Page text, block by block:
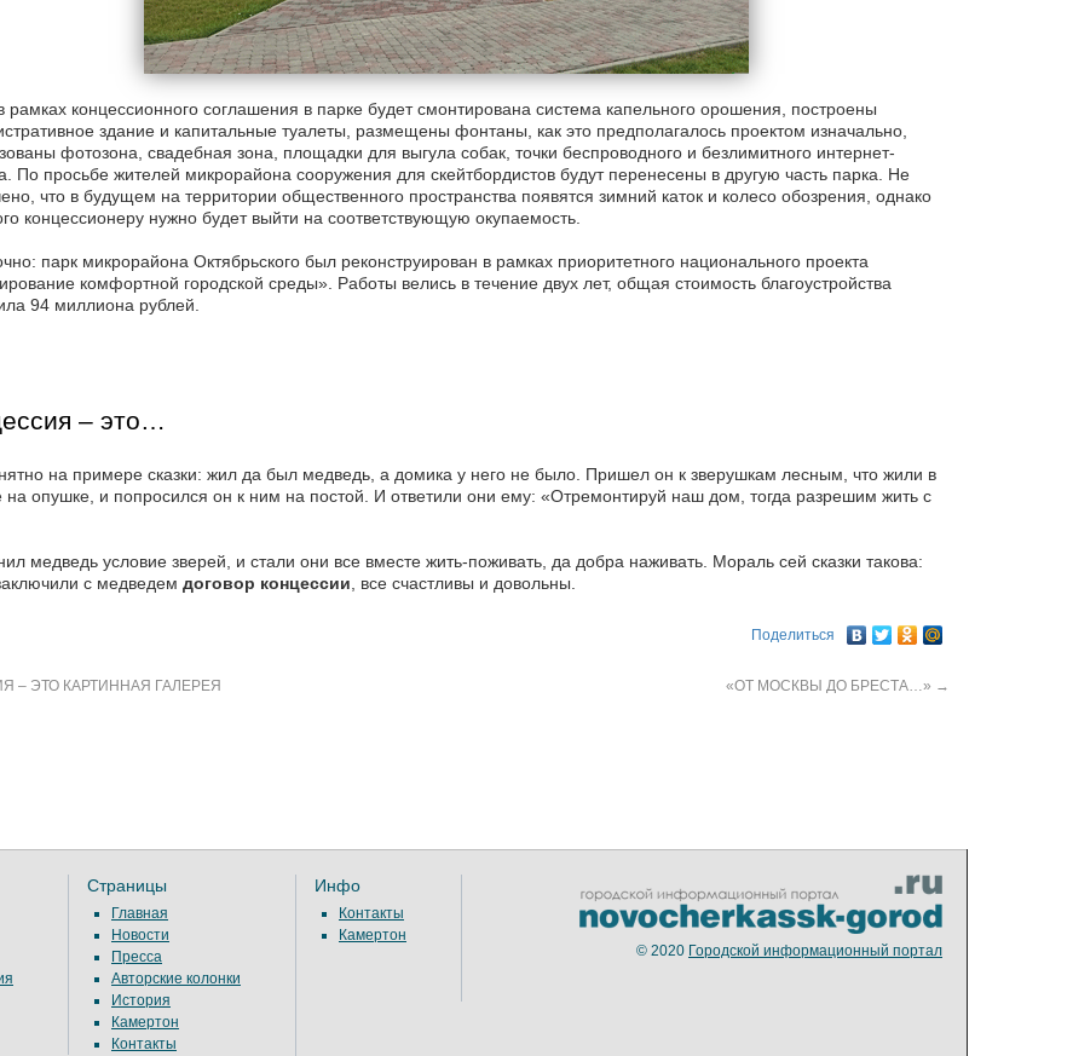
рамках концессионного соглашения в парке будет смонтирована система капельного орошения, построены
здание и капитальные туалеты, размещены фонтаны, как это предполагалось проектом изначально,
фотозона, свадебная зона, площадки для выгула собак, точки беспроводного и безлимитного интернет-
По просьбе жителей микрорайона сооружения для скейтбордистов будут перенесены в другую часть парка. Не
что в будущем на территории общественного пространства появятся зимний каток и колесо обозрения, однако
концессионеру нужно будет выйти на соответствующую окупаемость.
парк микрорайона Октябрьского был реконструирован в рамках приоритетного национального проекта
комфортной городской среды». Работы велись в течение двух лет, общая стоимость благоустройства
94 миллиона рублей.
– это…
на примере сказки: жил да был медведь, а домика у него не было. Пришел он к зверушкам лесным, что жили в
на опушке, и попросился он к ним на постой. И ответили они ему: «Отремонтируй наш дом, тогда разрешим жить с
медведь условие зверей, и стали они все вместе жить-поживать, да добра наживать. Мораль сей сказки такова:
с медведем договор концессии, все счастливы и довольны.
Поделиться
– ЭТО КАРТИННАЯ ГАЛЕРЕЯ «ОТ МОСКВЫ ДО БРЕСТА…» →
Страницы
Главная
Новости
Пресса
Авторские колонки
История
Камертон
Контакты
Инфо
Контакты
Камертон
© 2020 Городской информационный портал